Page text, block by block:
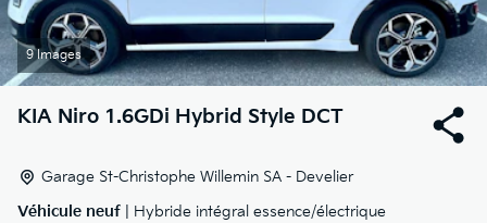
9 Images
KIA Niro 1.6GDi Hybrid Style DCT
Garage St-Christophe Willemin SA - Develier
Véhicule neuf | Hybride intégral essence/électrique